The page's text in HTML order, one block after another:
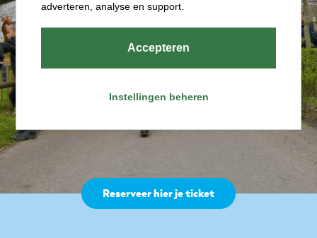
Evenementen
en activiteiten
Reserveer hier je ticket
adverteren, analyse en support.
Accepteren
Instellingen beheren